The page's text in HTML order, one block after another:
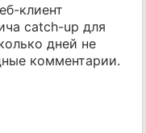
клиент
catch-up для
дней не
комментарии.